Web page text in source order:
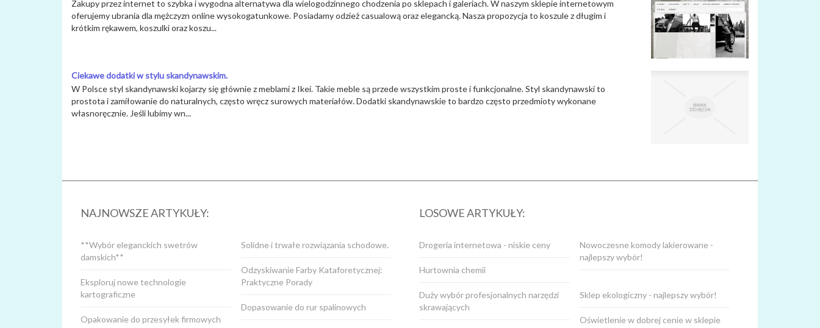
Zakupy przez internet to szybka i wygodna alternatywa dla wielogodzinnego chodzenia po sklepach i galeriach. W naszym sklepie internetowym
oferujemy ubrania dla mężczyzn online wysokogatunkowe. Posiadamy odzież casualową oraz elegancką. Nasza propozycja to koszule z długim i
krótkim rękawem, koszulki oraz koszu...
Ciekawe dodatki w stylu skandynawskim.
W Polsce styl skandynawski kojarzy się głównie z meblami z Ikei. Takie meble są przede wszystkim proste i funkcjonalne. Styl skandynawski to
prostota i zamiłowanie do naturalnych, często wręcz surowych materiałów. Dodatki skandynawskie to bardzo często przedmioty wykonane
własnoręcznie. Jeśli lubimy wn...
NAJNOWSZE ARTYKUŁY:
Solidne i trwałe rozwiązania schodowe.
**Wybór eleganckich swetrów
damskich**
Odzyskiwanie Farby Kataforetycznej:
Praktyczne Porady
Eksploruj nowe technologie
kartograficzne
Dopasowanie do rur spalinowych
Opakowanie do przesyłek firmowych
LOSOWE ARTYKUŁY:
Nowoczesne komody lakierowane -
najlepszy wybór!
Drogeria internetowa - niskie ceny
Hurtownia chemii
Duży wybór profesjonalnych narzędzi
skrawających
Sklep ekologiczny - najlepszy wybór!
Oświetlenie w dobrej cenie w sklepie